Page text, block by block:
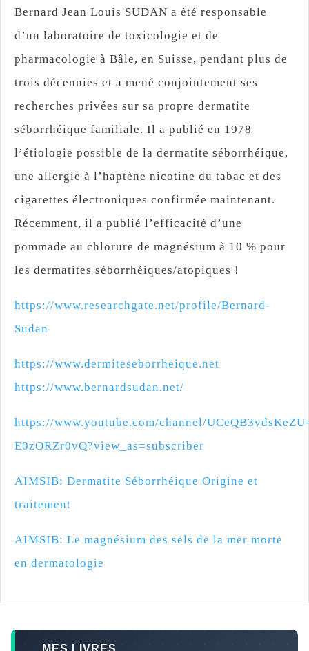
Bernard Jean Louis SUDAN a été responsable
d’un laboratoire de toxicologie et de
pharmacologie à Bâle, en Suisse, pendant plus de
trois décennies et a mené conjointement ses
recherches privées sur sa propre dermatite
séborrhéique familiale. Il a publié en 1978
l’étiologie possible de la dermatite séborrhéique,
une allergie à l’haptène nicotine du tabac et des
cigarettes électroniques confirmée maintenant.
Récemment, il a publié l’efficacité d’une
pommade au chlorure de magnésium à 10 % pour
les dermatites séborrhéiques/atopiques !
https://www.researchgate.net/profile/Bernard-
Sudan
https://www.dermiteseborrheique.net
https://www.bernardsudan.net/
https://www.youtube.com/channel/
E0zORZr0vQ?view_as=subscriber
AIMSIB: Dermatite Séborrhéique Origine et
traitement
AIMSIB: Le magnésium des sels de la mer morte
en dermatologie